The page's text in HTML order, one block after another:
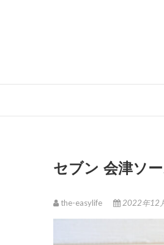
セブン 会津ソ
the-easylife 2022年12